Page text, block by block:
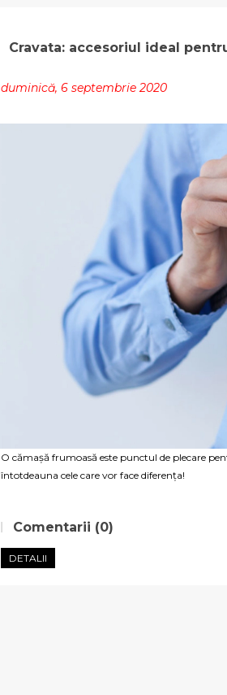
Cravata: accesoriul ideal
duminică, 6 septembrie 2020
O cămașă frumoasă este punctul de plecare
întotdeauna cele care vor face diferența!
Comentarii (0)
DETALII